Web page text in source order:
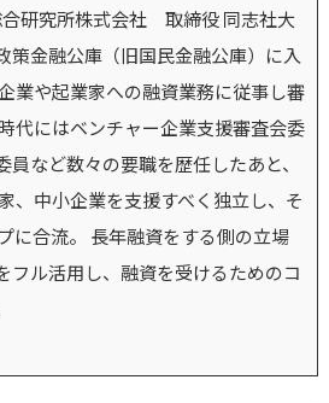
研究所株式会社 取締役 同志社大
策金融公庫（旧国民金融公庫）に入
業や起業家への融資業務に従事し審
代にはベンチャー企業支援審査会委
など数々の要職を歴任したあと、
、中小企業を支援すべく独立し、そ
に合流。 長年融資をする側の立場
フル活用し、融資を受けるためのコ